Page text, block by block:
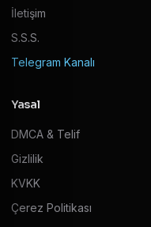
İletişim
S.S.S.
Telegram Kanalı
Yasal
DMCA & Telif
Gizlilik
KVKK
Çerez Politikası